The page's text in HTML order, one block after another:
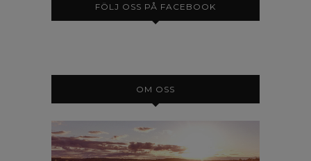
FÖLJ OSS PÅ FACEBOOK
OM OSS